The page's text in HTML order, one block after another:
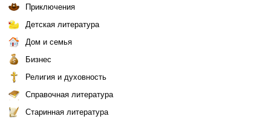
Приключения
Детская литература
Дом и семья
Бизнес
Религия и духовность
Справочная литература
Старинная литература